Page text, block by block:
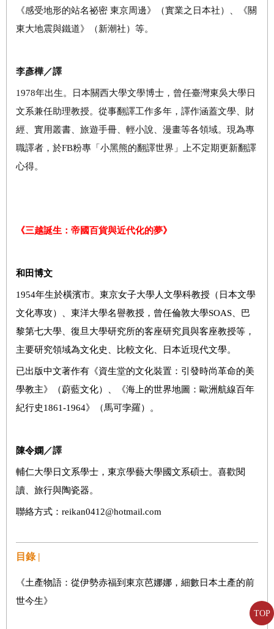
TOP
《感受地形的站名祕密 東京周邊》（實業之日本社）、《關
東大地震與鐵道》（新潮社）等。
李彥樺／譯
1978年出生。日本關西大學文學博士，曾任臺灣東吳大學日
文系兼任助理教授。從事翻譯工作多年，譯作涵蓋文學、財
經、實用叢書、旅遊手冊、輕小說、漫畫等各領域。現為專
職譯者，於FB粉專「小黑熊的翻譯世界」上不定期更新翻譯
心得。
《三越誕生：帝國百貨與近代化的夢》
和田博文
1954年生於橫濱市。東京女子大學人文學科教授（日本文學
文化專攻）、東洋大學名譽教授，曾任倫敦大學SOAS、巴
黎第七大學、復旦大學研究所的客座研究員與客座教授等，
主要研究領域為文化史、比較文化、日本近現代文學。
已出版中文著作有《資生堂的文化裝置：引發時尚革命的美
學教主》（蔚藍文化）、《海上的世界地圖：歐洲航線百年
紀行史1861-1964》（馬可孛羅）。
陳令嫻 ／譯
輔仁大學日文系學士，東京學藝大學國文系碩士。喜歡閱
讀、旅行與陶瓷器。
聯絡方式：reikan0412@hotmail.com
目錄 |
《土產物語：從伊勢赤福到東京芭娜娜，細數日本土產的前
世今生》